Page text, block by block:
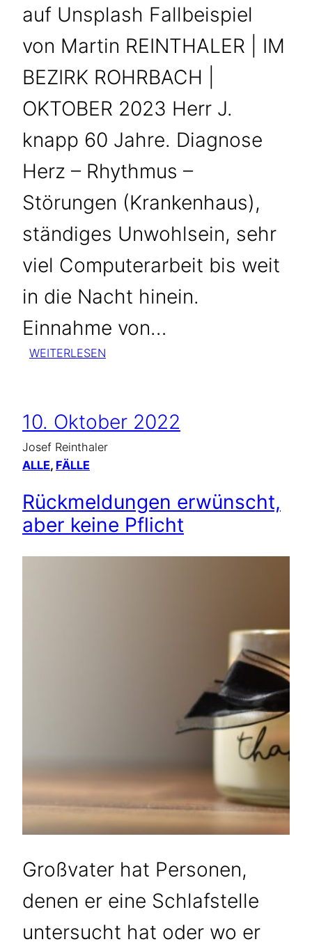
auf Unsplash Fallbeispiel
von Martin REINTHALER | IM
BEZIRK ROHRBACH |
OKTOBER 2023 Herr J.
knapp 60 Jahre. Diagnose
Herz – Rhythmus –
Störungen (Krankenhaus),
ständiges Unwohlsein, sehr
viel Computerarbeit bis weit
in die Nacht hinein.
Einnahme von…
WEITERLESEN
10. Oktober 2022
Josef Reinthaler
ALLE, FÄLLE
Rückmeldungen erwünscht,
aber keine Pflicht
Großvater hat Personen,
denen er eine Schlafstelle
untersucht hat oder wo er